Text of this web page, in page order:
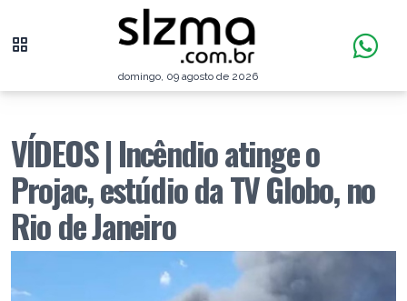
domingo, 09 agosto de 2026
VÍDEOS | Incêndio atinge o
Projac, estúdio da TV Globo, no
Rio de Janeiro